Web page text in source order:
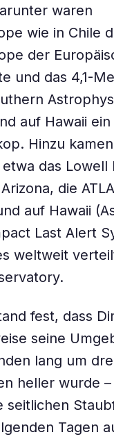
waren
wie in Chile
der
und das 4,1-
auf Hawaii
Hinzu
das Lowell
die
auf Hawaii
Last Alert
weltweit
fest, dass
seine
lang um
heller wurde
seitlichen
Tagen